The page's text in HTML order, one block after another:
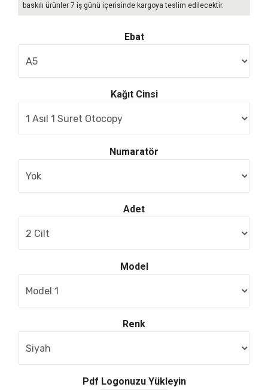
baskılı ürünler 7 iş günü içerisinde kargoya teslim edilecektir.
Ebat
Kağıt Cinsi
Numaratör
Adet
Model
Renk
Pdf Logonuzu Yükleyin